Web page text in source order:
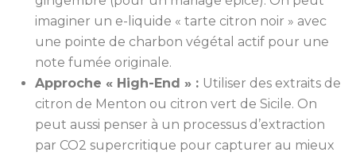
imaginer un e-liquide « tarte citron noir » avec
une pointe de charbon végétal actif pour une
note fumée originale.
Approche « High-End » : Utiliser des extraits de
citron de Menton ou citron vert de Sicile. On
peut aussi penser à un processus d’extraction
par CO2 supercritique pour capturer au mieux